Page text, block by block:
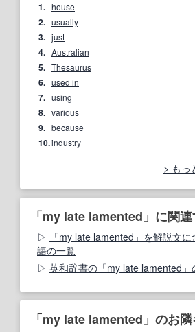
1. house
2. usually
3. just
4. Australian
5. Thesaurus
6. used in
7. using
8. various
9. because
10.industry
もっ
「my late lamented」に関
「my late lamented」を解説文
語の一覧
英和辞書の「my late lamented」
「my late lamented」のお